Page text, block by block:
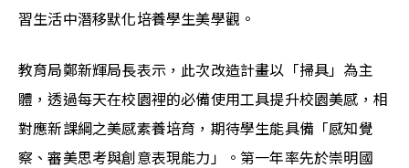
習生活中潛移默化培養學生美學觀。
教育局鄭新輝局長表示，此次改造計畫以「掃具」為主
體，透過每天在校園裡的必備使用工具提升校園美感，相
對應新課綱之美感素養培育，期待學生能具備「感知覺
察、審美思考與創意表現能力」。第一年率先於崇明國